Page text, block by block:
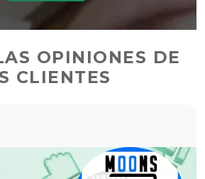
OPINIONES DE
CLIENTES